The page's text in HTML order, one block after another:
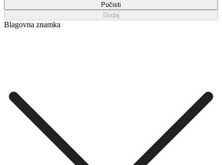
Počisti
Dodaj
Blagovna znamka